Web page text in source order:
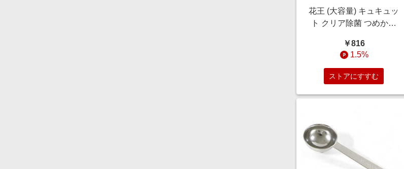
花王 (大容量) キュキュッ
ト クリア除菌 つめかえ
￥816
1.5%
ストアにすすむ